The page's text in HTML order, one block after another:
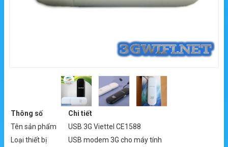
Thông số
Chi tiết
Tên sản phẩm
USB 3G Viettel CE1588
Loại thiết bị
USB modem 3G cho máy tính